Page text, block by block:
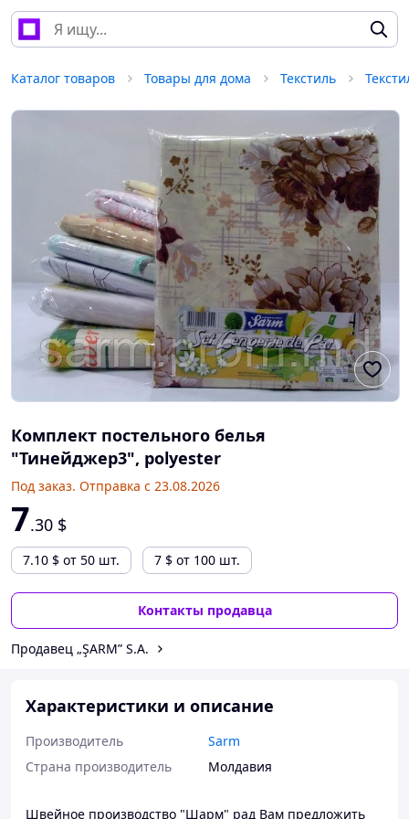
Каталог товаров Товары для дома Текстиль
Комплект постельного белья
"Тинейджер3", polyester
Под заказ. Отправка с 23.08.2026
7.30 $
7.10 $ от 50 шт. 7 $ от 100 шт.
Контакты продавца
Продавец „ŞARM” S.A.
Характеристики и описание
Производитель
Sarm
Страна производитель
Молдавия
Швейное производство "Шарм" рад Вам предложить